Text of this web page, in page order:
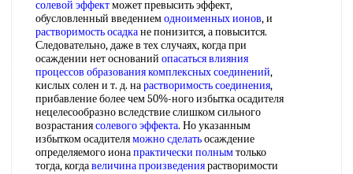
солевой эффектможет превысить эффект,
обусловленный введениемодноименных ионов, и
растворимость осадкане понизится, а повысится.
Следовательно, даже в тех случаях, когда при
осаждении нет оснований опасатьсявлияния
процессов образования комплексных соединений,
кислых солен и т. д. нарастворимость соединения,
прибавление более чем 50%-ного избытка осадителя
нецелесообразно вследствие слишком сильного
возрастаниясолевого эффекта. Но указанным
избытком осадителяможно сделатьосаждение
определяемого ионапрактически полнымтолько
тогда, когдавеличина произведениярастворимости